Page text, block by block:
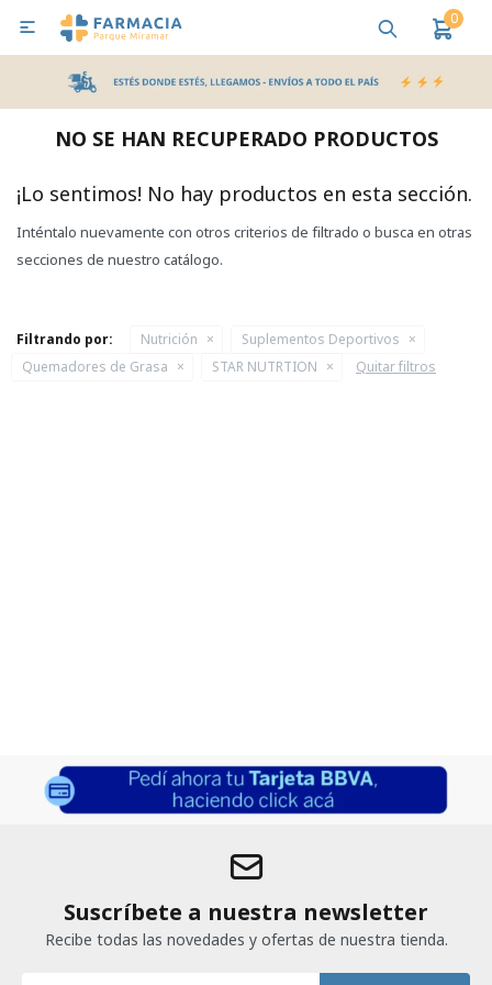
0

NO SE HAN RECUPERADO PRODUCTOS
¡Lo sentimos! No hay productos en esta sección.
Inténtalo nuevamente con otros criterios de filtrado o busca en otras
secciones de nuestro catálogo.
Filtrando por: Nutrición
Suplementos Deportivos
Quemadores de Grasa
STAR NUTRTION Quitar filtros
Suscríbete a nuestra newsletter
Recibe todas las novedades y ofertas de nuestra tienda.
MI CUENTA
Bebes y Maternidad Salud
Pañales y Toallitas
Lactancia y Nutrición
Higiene y Bienestar